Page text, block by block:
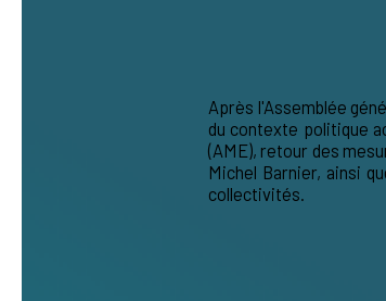
Après l'Assemblée
du contexte politique
(AME), retour des
Michel Barnier, ainsi
collectivités.